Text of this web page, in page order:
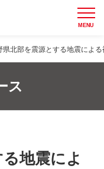
MENU
県北部を震源とする地震によ
ス
地震によ